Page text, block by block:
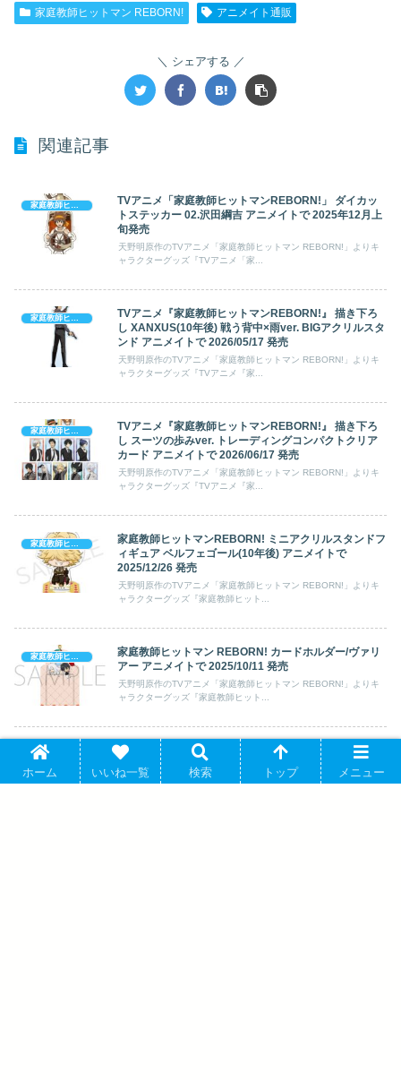
家庭教師ヒットマン REBORN! アニメイト通販
シェアする
関連記事
家庭教師ヒットマン REBORN!
TVアニメ「家庭教師ヒットマンREBORN!」 ダイカッ
トステッカー 02.沢田綱吉 アニメイトで 2025年12月上
旬発売
天野明原作のTVアニメ「家庭教師ヒットマン REBORN!」よりキ
ャラクターグッズ『TVアニメ「家...
家庭教師ヒットマン REBORN!
TVアニメ『家庭教師ヒットマンREBORN!』 描き下ろ
し XANXUS(10年後) 戦う背中×雨ver. BIGアクリルスタ
ンド アニメイトで 2026/05/17 発売
天野明原作のTVアニメ「家庭教師ヒットマン REBORN!」よりキ
ャラクターグッズ『TVアニメ『家...
家庭教師ヒットマン REBORN!
TVアニメ『家庭教師ヒットマンREBORN!』 描き下ろ
し スーツの歩みver. トレーディングコンパクトクリア
カード アニメイトで 2026/06/17 発売
天野明原作のTVアニメ「家庭教師ヒットマン REBORN!」よりキ
ャラクターグッズ『TVアニメ『家...
家庭教師ヒットマン REBORN!
家庭教師ヒットマンREBORN! ミニアクリルスタンドフ
ィギュア ベルフェゴール(10年後) アニメイトで
2025/12/26 発売
天野明原作のTVアニメ「家庭教師ヒットマン REBORN!」よりキ
ャラクターグッズ『家庭教師ヒット...
家庭教師ヒットマン REBORN! カードホルダー/ヴァリ
アー アニメイトで 2025/10/11 発売
天野明原作のTVアニメ「家庭教師ヒットマン REBORN!」よりキ
ャラクターグッズ『家庭教師ヒット...
TVアニメ『家庭教師ヒットマンREBORN!』 レザーバ
ッジ(丸形)M-NF (笹川 了平) アニメイトで 2026年03月
上旬発売
ホーム いいね一覧 検索 トップ メニュー